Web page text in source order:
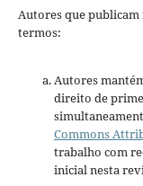
Autores que
termos:
Autores
direito de
Commons
trabalho com
inicial nesta